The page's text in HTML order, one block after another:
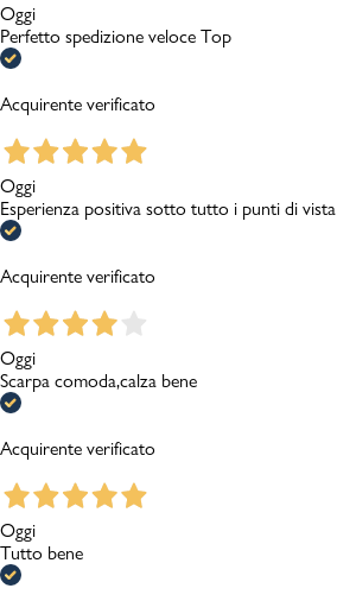
Oggi
Perfetto spedizione veloce Top
Acquirente verificato
Oggi
Esperienza positiva sotto tutto i punti di vista
Acquirente verificato
Oggi
Scarpa comoda,calza bene
Acquirente verificato
Oggi
Tutto bene